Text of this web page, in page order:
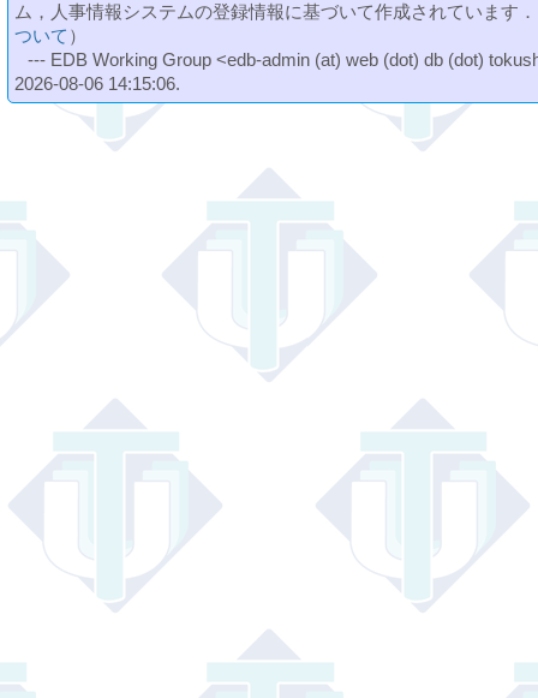
ム，人事情報システムの登録情報に基づいて作成されています
ついて ）
--- EDB Working Group <edb-admin (at) web (dot) db (dot)
2026-08-06 14:15:06.